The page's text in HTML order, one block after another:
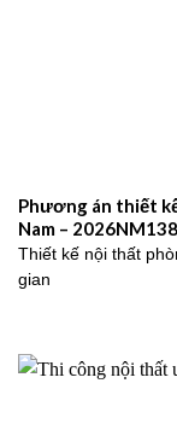
Phương án thiết
Nam – 2026NM138
Thiết kế nội thất
gian